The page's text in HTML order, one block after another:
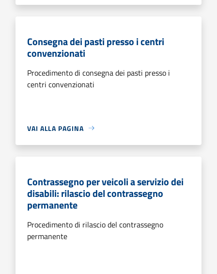
Consegna dei pasti presso i centri
convenzionati
Procedimento di consegna dei pasti presso i
centri convenzionati
VAI ALLA PAGINA
Contrassegno per veicoli a servizio dei
disabili: rilascio del contrassegno
permanente
Procedimento di rilascio del contrassegno
permanente